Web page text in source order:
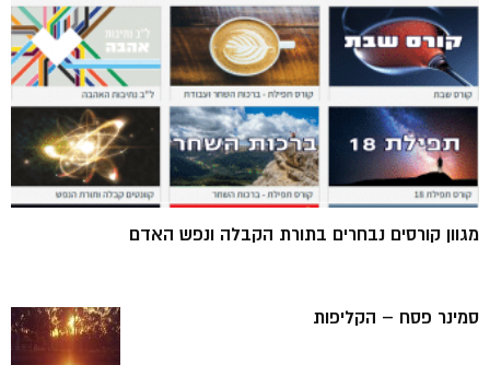
מגוון קורסים נבחרים בתורת הקבלה ונפש האדם
סמינר פסח – הקליפות